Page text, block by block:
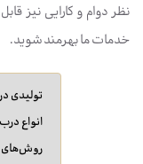
نظر دوام و کارایی نیز
خدمات ما بهرمند شوید.
تولیدی
انواع
روش‌های